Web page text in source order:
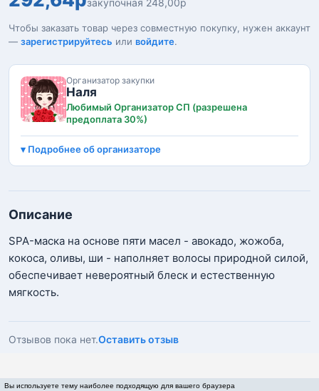
закупочная 248,00р
Чтобы заказать товар через совместную покупку, нужен аккаунт
— зарегистрируйтесь или войдите.
Организатор закупки
Наля
Любимый Организатор СП (разрешена
предоплата 30%)
Подробнее об организаторе
Описание
SPA-маска на основе пяти масел - авокадо, жожоба,
кокоса, оливы, ши - наполняет волосы природной силой,
обеспечивает невероятный блеск и естественную
мягкость.
Отзывов пока нет.Оставить отзыв
Вы используете тему наиболее подходящую для вашего браузера